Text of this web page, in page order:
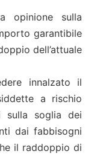
opinione sulla
garantibile
dell’attuale
innalzato il
a rischio
sulla soglia dei
dai fabbisogni
il raddoppio di